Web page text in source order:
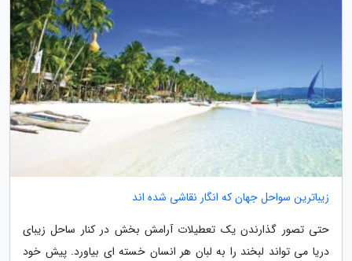
زیباترین سواحل جهان که انگار نقاشی شده اند
حتی تصور گذارندن یک تعطیلات آرامش بخش در کنار ساحل زیبای
دریا می تواند لبخند را به لبان هر انسان خسته ای بیاورد. پیش خود